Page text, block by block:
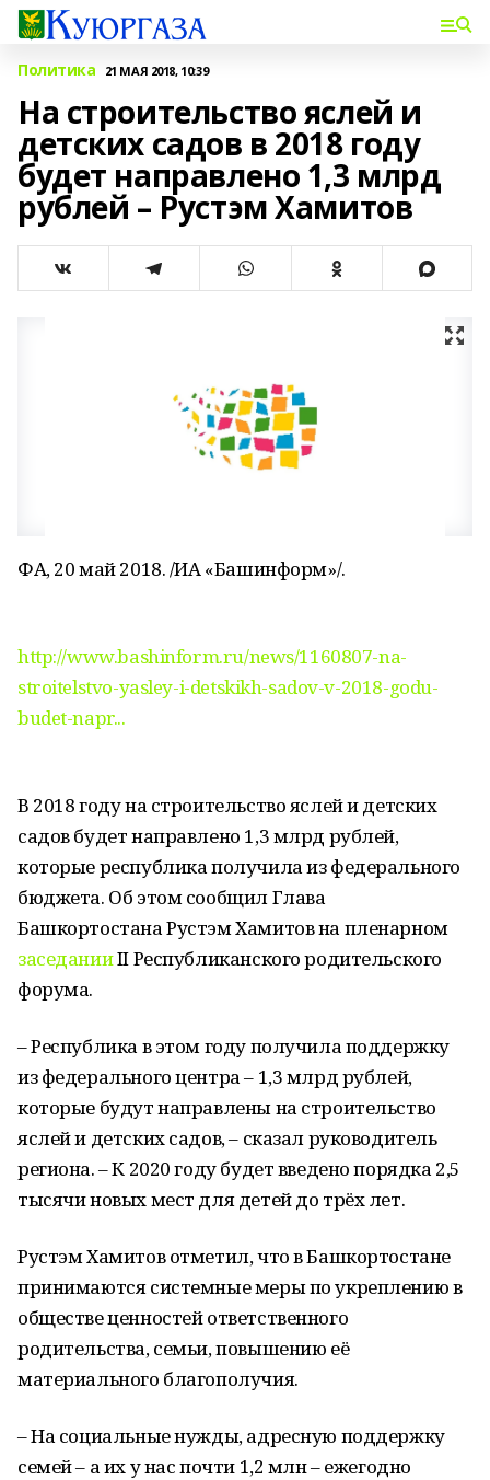
Политика 21 МАЯ 2018, 10:39
На строительство яслей и
детских садов в 2018 году
будет направлено 1,3 млрд
рублей – Рустэм Хамитов
ФА, 20 май 2018. /ИА «Башинформ»/.
http://www.bashinform.ru/news/1160807-na-
stroitelstvo-yasley-i-detskikh-sadov-v-2018-godu-
budet-napr...
В 2018 году на строительство яслей и детских
садов будет направлено 1,3 млрд рублей,
которые республика получила из федерального
бюджета. Об этом сообщил Глава
Башкортостана Рустэм Хамитов на пленарном
заседанииII Республиканского родительского
форума.
– Республика в этом году получила поддержку
из федерального центра – 1,3 млрд рублей,
которые будут направлены на строительство
яслей и детских садов, – сказал руководитель
региона. – К 2020 году будет введено порядка 2,5
тысячи новых мест для детей до трёх лет.
Рустэм Хамитов отметил, что в Башкортостане
принимаются системные меры по укреплению в
обществе ценностей ответственного
родительства, семьи, повышению её
материального благополучия.
– На социальные нужды, адресную поддержку
семей – а их у нас почти 1,2 млн – ежегодно